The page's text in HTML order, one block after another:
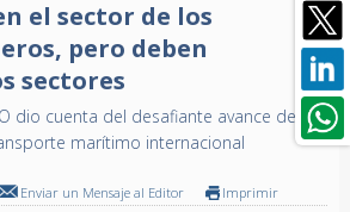
el sector de los
pero deben
sectores
dio cuenta del desafiante avance de la
marítimo internacional
Enviar un Mensaje al Editor Imprimir